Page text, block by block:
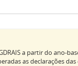
a partir do ano-
as declarações